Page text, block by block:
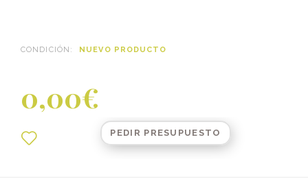
CONDICIÓN: NUEVO PRODUCTO
0,00€
PEDIR PRESUPUESTO